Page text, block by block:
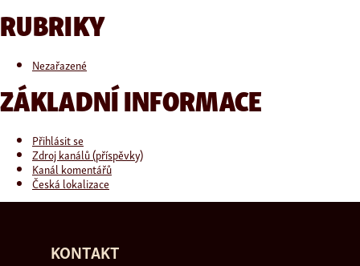
RUBRIKY
Nezařazené
ZÁKLADNÍ INFORMACE
Přihlásit se
Zdroj kanálů (příspěvky)
Kanál komentářů
Česká lokalizace
KONTAKT